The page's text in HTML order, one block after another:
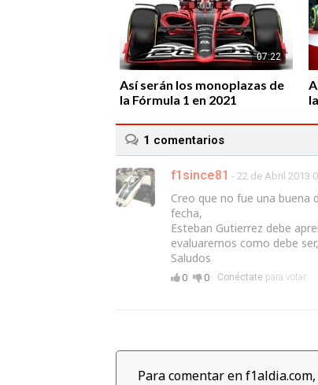
07:22
Así serán los monoplazas de
la Fórmula 1 en 2021
Revive las mejores cámaras
'on board' del Gran Premio de
Abu dabi 2017
1 comentarios
f1since81 - 22 de Abril 2013
Creo que no fue una buena
fecha,
Esteban Gutierrez debe
evaluaremos como debe
Saludos
0 0 Conéctate para votar
Para comentar en